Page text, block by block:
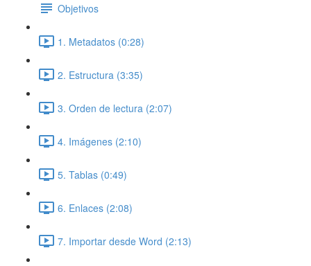
Objetivos
1. Metadatos (0:28)
2. Estructura (3:35)
3. Orden de lectura (2:07)
4. Imágenes (2:10)
5. Tablas (0:49)
6. Enlaces (2:08)
7. Importar desde Word (2:13)